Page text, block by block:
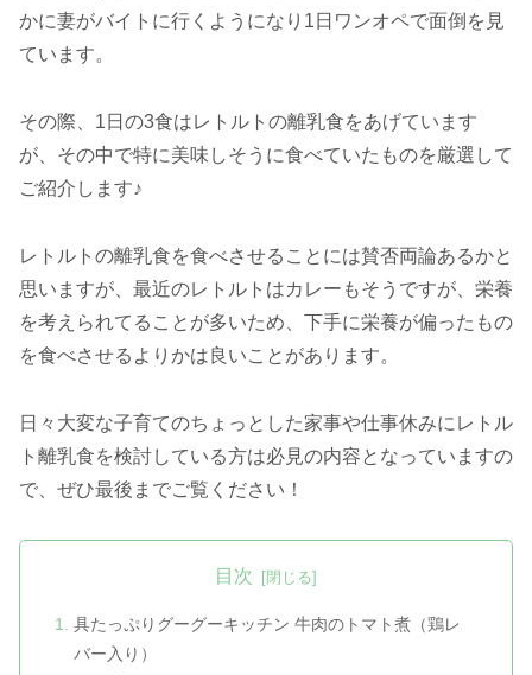
かに妻がバイトに行くようになり1日ワンオペで面倒を見
ています。
その際、1日の3食はレトルトの離乳食をあげています
が、その中で特に美味しそうに食べていたものを厳選して
ご紹介します♪
レトルトの離乳食を食べさせることには賛否両論あるかと
思いますが、最近のレトルトはカレーもそうですが、栄養
を考えられてることが多いため、下手に栄養が偏ったもの
を食べさせるよりかは良いことがあります。
日々大変な子育てのちょっとした家事や仕事休みにレトル
ト離乳食を検討している方は必見の内容となっていますの
で、ぜひ最後までご覧ください！
目次
具たっぷりグーグーキッチン 牛肉のトマト煮（鶏レ
バー入り）